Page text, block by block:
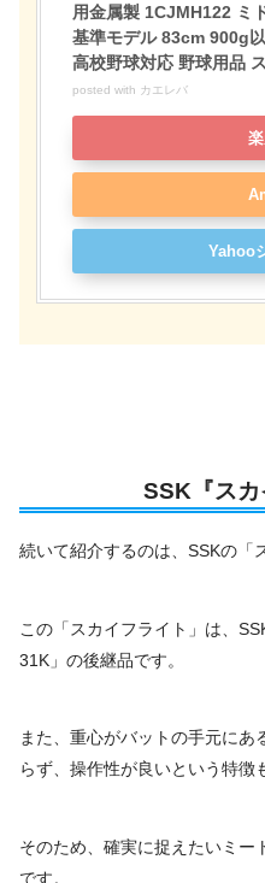
用金属製 1CJMH122 ミ
基準モデル 83cm 900g
高校野球対応 野球用品
posted with カエレバ
Yahoo
SSK『スカ
続いて紹介するのは、SSKの「
この「スカイフライト」は、
31K」の後継品です。
また、重心がバットの手元にあ
らず、操作性が良いという特徴
そのため、確実に捉えたいミー
です。